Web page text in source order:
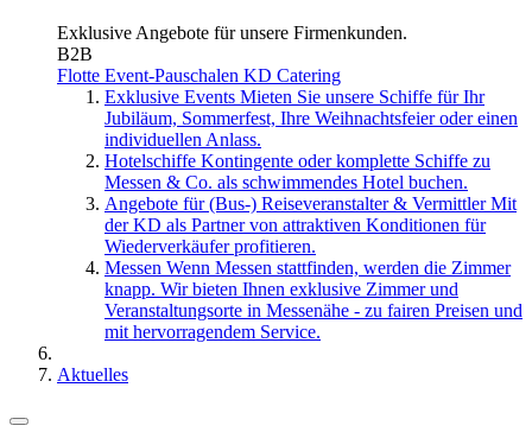
Exklusive Angebote für unsere Firmenkunden.
B2B
Flotte Event-Pauschalen KD Catering
Exklusive Events Mieten Sie unsere Schiffe für Ihr
Jubiläum, Sommerfest, Ihre Weihnachtsfeier oder einen
individuellen Anlass.
Hotelschiffe Kontingente oder komplette Schiffe zu
Messen & Co. als schwimmendes Hotel buchen.
Angebote für (Bus-) Reiseveranstalter & Vermittler Mit
der KD als Partner von attraktiven Konditionen für
Wiederverkäufer profitieren.
Messen Wenn Messen stattfinden, werden die Zimmer
knapp. Wir bieten Ihnen exklusive Zimmer und
Veranstaltungsorte in Messenähe - zu fairen Preisen und
mit hervorragendem Service.
Aktuelles